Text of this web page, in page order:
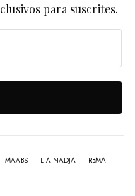
para suscrites.
IMAABS LIA NADJA
RBMA